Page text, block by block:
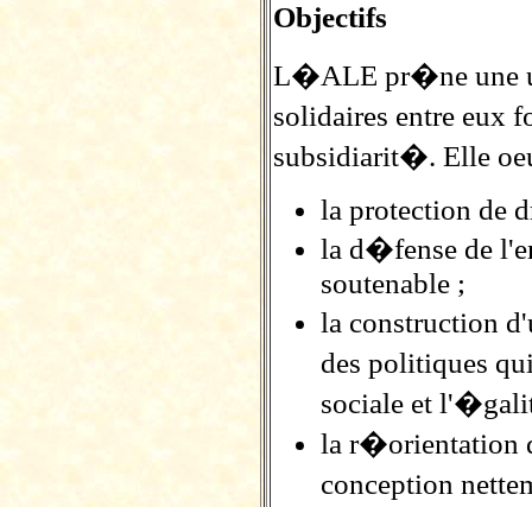
Objectifs
L�ALE pr�ne une
solidaires entre eux
subsidiarit�. Elle
la protection de
la d�fense de
soutenable ;
la construction
des politiques
sociale et
la r�orientation
conception